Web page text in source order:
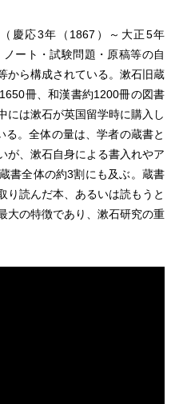
慶応3年（1867）～大正5年
ノート・試験問題・原稿等の自
から構成されている。漱石旧蔵
冊、和漢書約1200冊の図書
には漱石が英国留学時に購入し
。全体の量は、学者の蔵書と
が、漱石自身による書入れやア
書全体の約3割にも及ぶ。蔵書
り読んだ本、あるいは読もうと
大の特徴であり、漱石研究の重